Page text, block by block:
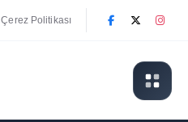
Çerez Politikası